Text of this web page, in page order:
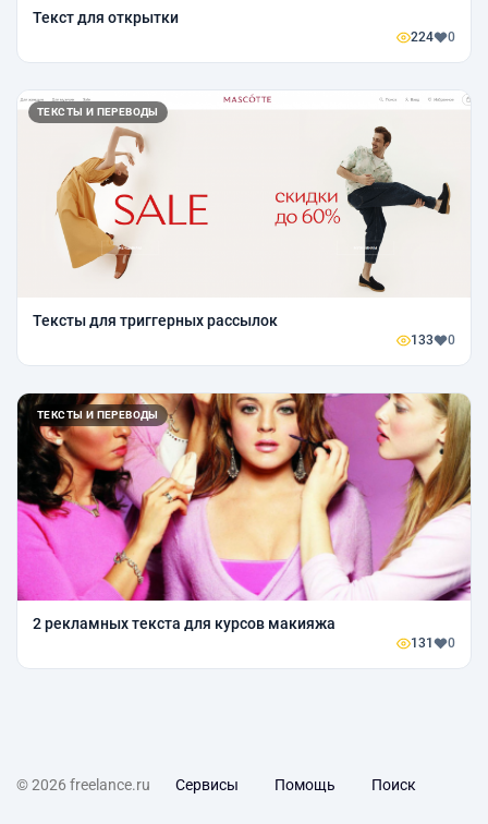
Текст для открытки
224 0
ТЕКСТЫ И ПЕРЕВОДЫ
Тексты для триггерных рассылок
133 0
ТЕКСТЫ И ПЕРЕВОДЫ
2 рекламных текста для курсов макияжа
131 0
© 2026 freelance.ru Сервисы Помощь Поиск